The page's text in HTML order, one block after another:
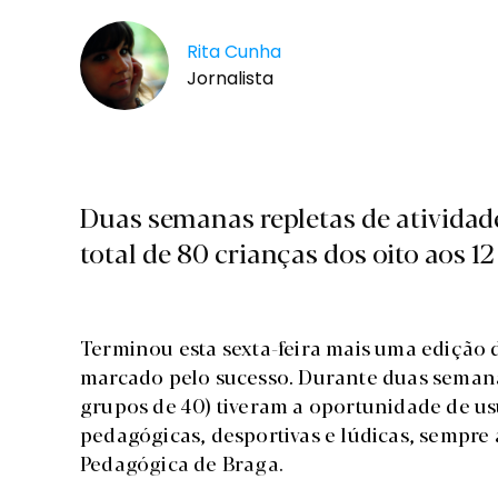
Rita Cunha
Jornalista
Duas semanas repletas de
total de 80 crianças dos oito aos
Terminou esta sexta-feira mais uma edição
marcado pelo sucesso. Durante duas
grupos de 40) tiveram a oportunidade de
pedagógicas, desportivas e lúdicas,
Pedagógica de Braga.